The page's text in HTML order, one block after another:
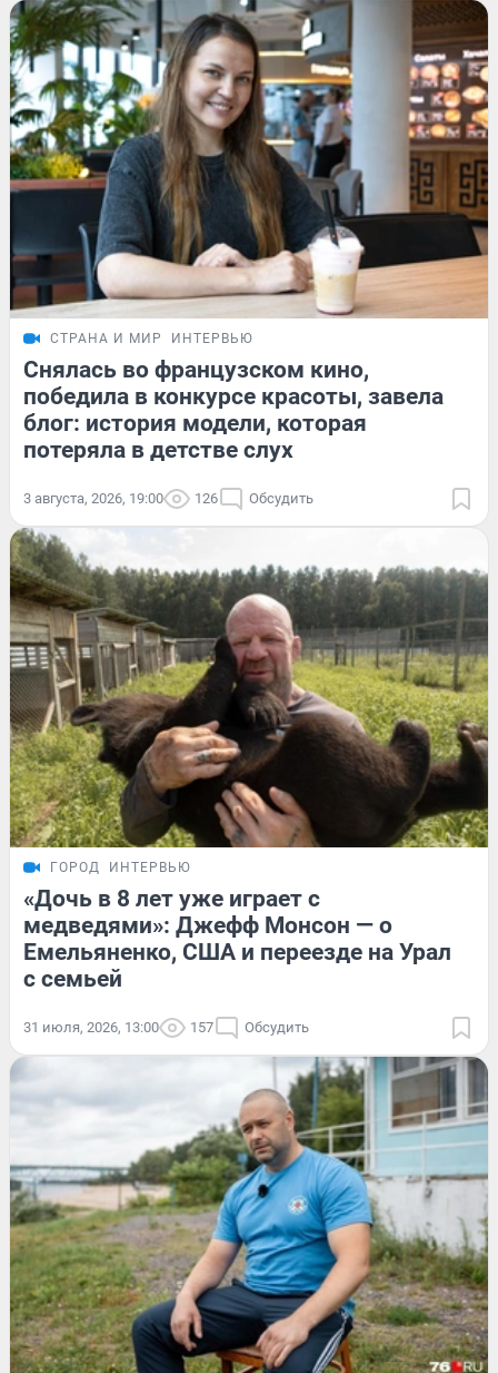
СТРАНА И МИР ИНТЕРВЬЮ
Снялась во французском кино,
победила в конкурсе красоты, завела
блог: история модели, которая
потеряла в детстве слух
3 августа, 2026, 19:00 126 Обсудить
ГОРОД ИНТЕРВЬЮ
«Дочь в 8 лет уже играет с
медведями»: Джефф Монсон — о
Емельяненко, США и переезде на Урал
с семьей
31 июля, 2026, 13:00 157 Обсудить